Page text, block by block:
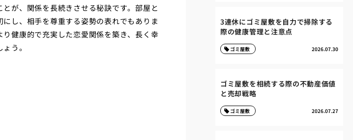
が、関係を長続きさせる秘訣です。部屋と
し、相手を尊重する姿勢の表れでもありま
健康的で充実した恋愛関係を築き、長く幸
う。
3連休にゴミ屋敷を自力で掃除する
際の健康管理と注意点
2026.07.30
ゴミ屋敷
ゴミ屋敷を相続する際の不動産価値
と売却戦略
2026.07.27
ゴミ屋敷